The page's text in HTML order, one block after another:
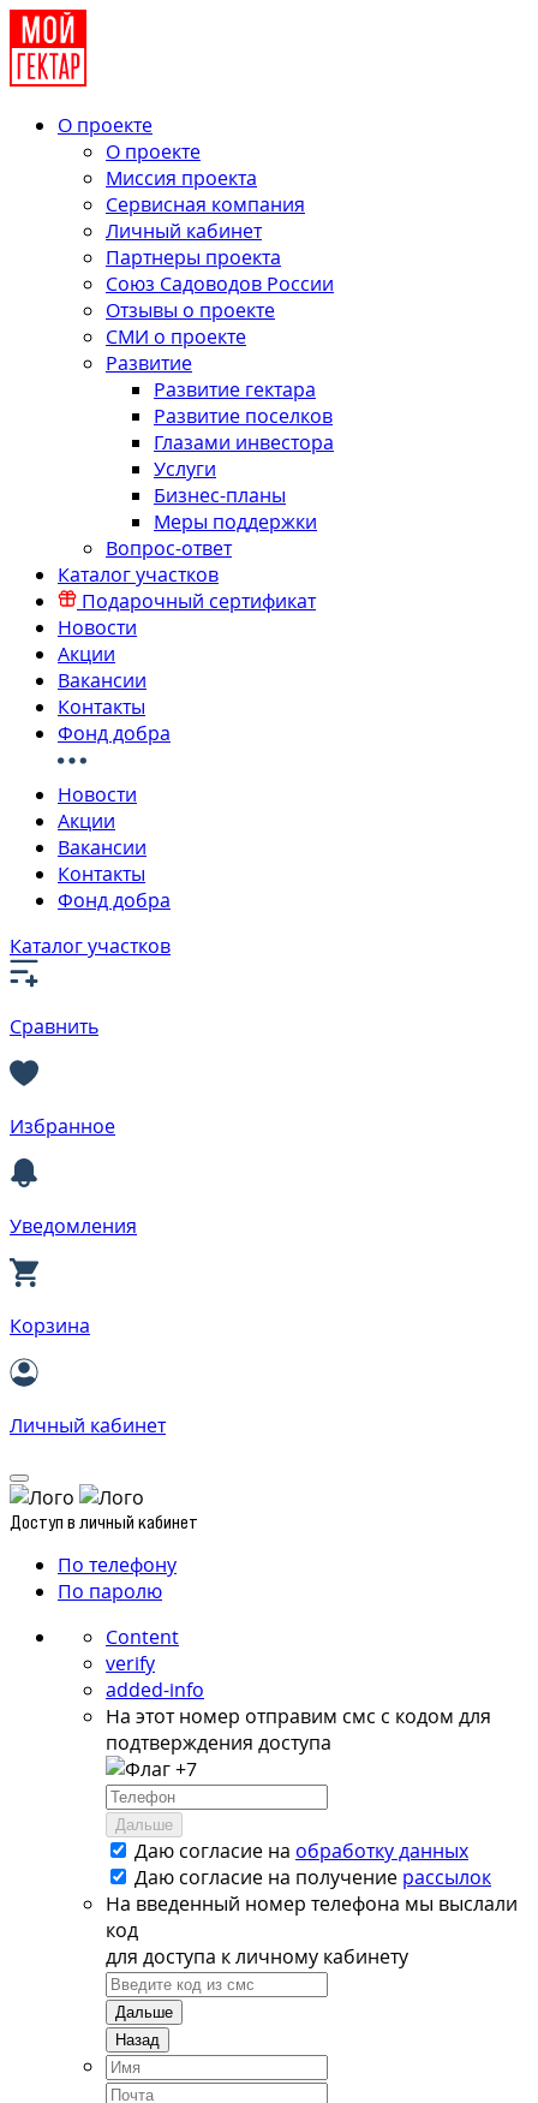
О проекте
О проекте
Миссия проекта
Сервисная компания
Личный кабинет
Партнеры проекта
Союз Садоводов России
Отзывы о проекте
СМИ о проекте
Развитие
Развитие гектара
Развитие поселков
Глазами инвестора
Услуги
Бизнес-планы
Меры поддержки
Вопрос-ответ
Каталог участков
Подарочный сертификат
Новости
Акции
Вакансии
Контакты
Фонд добра
Новости
Акции
Вакансии
Контакты
Фонд добра
Каталог участков
Сравнить
Избранное
Уведомления
Корзина
Личный кабинет
Доступ в личный кабинет
По телефону
По паролю
Content
verify
added-info
На этот номер отправим смс с кодом для
подтверждения доступа
+7
Дальше
Даю согласие на обработку данных
Даю согласие на получение рассылок
На введенный номер телефона мы выслали
код
для доступа к личному кабинету
Дальше
Назад